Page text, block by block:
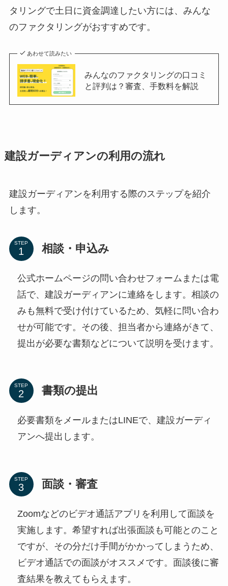
タリングで土日に資金調達したい方には、みんな
のファクタリングがおすすめです。
あわせて読みたい
みんなのファクタリングの口コミ
と評判は？審査、手数料を解説
建設ガーディアンの利用の流れ
建設ガーディアンを利用する際のステップを紹介
します。
STEP 相談・申込み
公式ホームページの問い合わせフォームまたは電
話で、建設ガーディアンに連絡をします。相談の
みも無料で受け付けているため、気軽に問い合わ
せが可能です。その後、担当者から連絡がきて、
提出が必要な書類などについて説明を受けます。
STEP 書類の提出
必要書類をメールまたはLINEで、建設ガーディ
アンへ提出します。
STEP 面談・審査
Zoomなどのビデオ通話アプリを利用して面談を
実施します。希望すれば出張面談も可能とのこと
ですが、その分だけ手間がかかってしまうため、
ビデオ通話での面談がオススメです。面談後に審
査結果を教えてもらえます。